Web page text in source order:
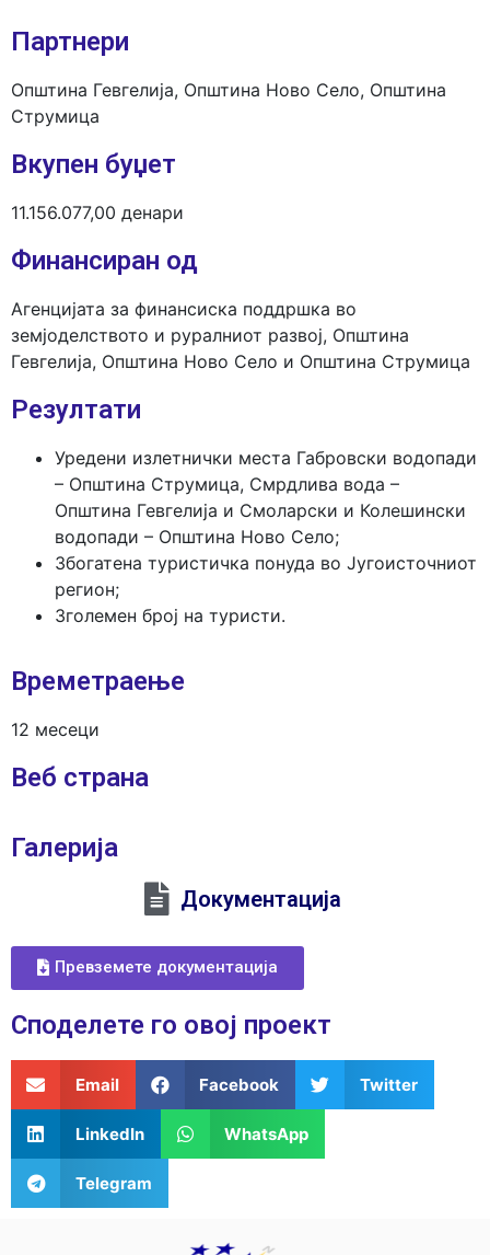
Партнери
Општина Гевгелија, Општина Ново Село, Општина
Струмица
Вкупен буџет
11.156.077,00 денари
Финансиран од
Агенцијата за финансиска поддршка во
земјоделството и руралниот развој, Општина
Гевгелија, Општина Ново Село и Општина Струмица
Резултати
Уредени излетнички места Габровски водопади
– Општина Струмица, Смрдлива вода –
Општина Гевгелија и Смоларски и Колешински
водопади – Општина Ново Село;
Збогатена туристичка понуда во Југоисточниот
регион;
Зголемен број на туристи.
Времетраење
12 месеци
Веб страна
Галерија
Документација
Превземете документација
Споделeте го овој проект
Email Facebook Twitter
LinkedIn WhatsApp
Telegram